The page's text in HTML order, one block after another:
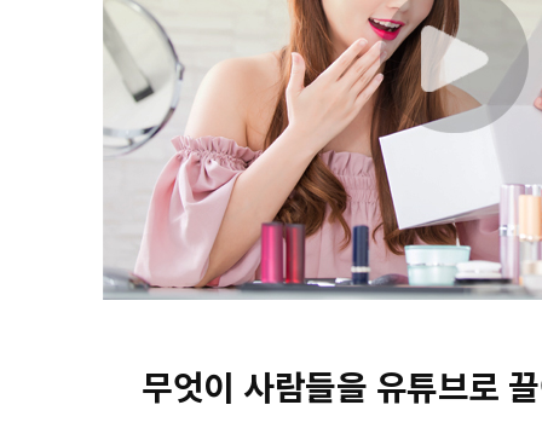
무엇이 사람들을 유튜브로